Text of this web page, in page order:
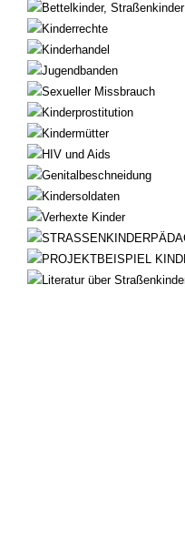
Bettelkinder, Straßenkinder
Kinderrechte
Kinderhandel
Jugendbanden
Sexueller Missbrauch
Kinderprostitution
Kindermütter
HIV und Aids
Genitalbeschneidung
Kindersoldaten
Verhexte Kinder
PROJEKTBEISPIEL
Literatur über